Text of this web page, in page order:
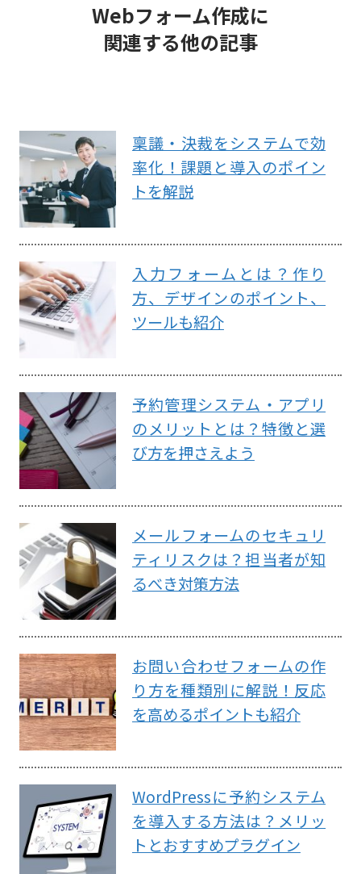
Webフォーム作成に
関連する他の記事
稟議・決裁をシステムで効
率化！課題と導入のポイン
トを解説
入力フォームとは？作り
方、デザインのポイント、
ツールも紹介
予約管理システム・アプリ
のメリットとは？特徴と選
び方を押さえよう
メールフォームのセキュリ
ティリスクは？担当者が知
るべき対策方法
お問い合わせフォームの作
り方を種類別に解説！反応
を高めるポイントも紹介
WordPressに予約システム
を導入する方法は？メリッ
トとおすすめプラグイン